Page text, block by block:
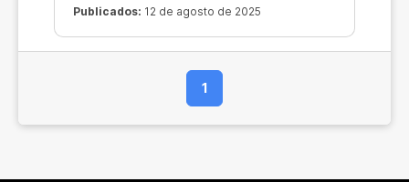
Publicados: 12 de agosto de 2025
1